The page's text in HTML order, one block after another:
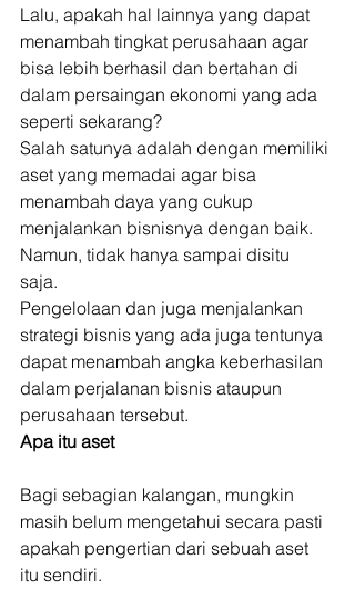
Lalu, apakah hal lainnya yang dapat
menambah tingkat perusahaan agar
bisa lebih berhasil dan bertahan di
dalam persaingan ekonomi yang ada
seperti sekarang?
Salah satunya adalah dengan memiliki
aset yang memadai agar bisa
menambah daya yang cukup
menjalankan bisnisnya dengan baik.
Namun, tidak hanya sampai disitu
saja.
Pengelolaan dan juga menjalankan
strategi bisnis yang ada juga tentunya
dapat menambah angka keberhasilan
dalam perjalanan bisnis ataupun
perusahaan tersebut.
Apa itu aset
Bagi sebagian kalangan, mungkin
masih belum mengetahui secara pasti
apakah pengertian dari sebuah aset
itu sendiri.